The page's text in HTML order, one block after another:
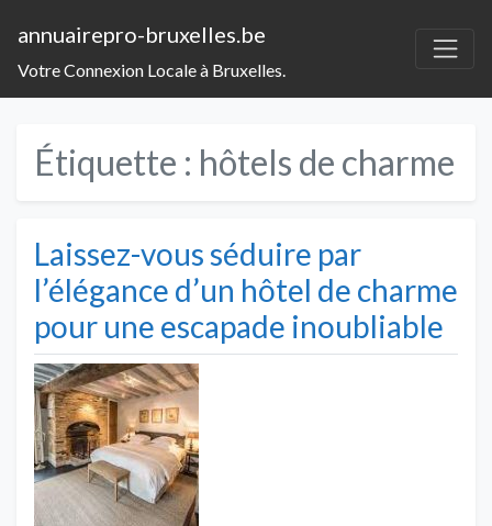
annuairepro-bruxelles.be
Votre Connexion Locale à Bruxelles.
Étiquette : hôtels de charme
Laissez-vous séduire par
l’élégance d’un hôtel de charme
pour une escapade inoubliable